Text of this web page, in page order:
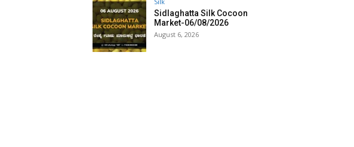
Sidlaghatta Silk Cocoon
Market-06/08/2026
August 6, 2026